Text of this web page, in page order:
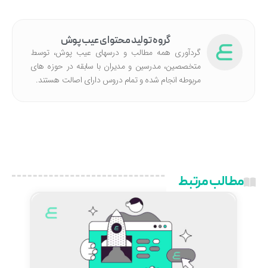
گروه تولید محتوای عیب پوش
گردآوری همه مطالب و درسهای عیب پوش، توسط
متخصصین، مدرسین و مدیران با سابقه در حوزه های
مربوطه انجام شده‌ و تمام دروس دارای اصالت هستند.
مطالب مرتبط